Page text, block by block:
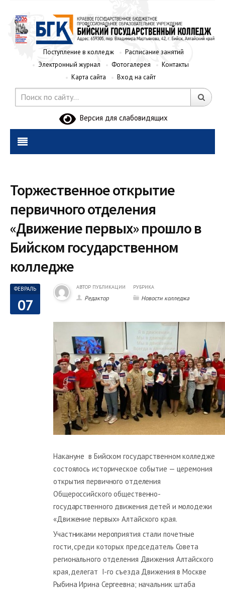
Поступление в колледж
Расписание занятий
Электронный журнал
Фотогалерея
Контакты
Карта сайта
Вход на сайт
Версия для слабовидящих
Торжественное открытие
первичного отделения
«Движение первых» прошло в
Бийском государственном
колледже
ФЕВРАЛЬ
07
АВТОР ПУБЛИКАЦИИ
Редактор
РУБРИКА
Новости колледжа
Накануне в Бийском государственном колледже
состоялось историческое событие — церемония
открытия первичного отделения
Общероссийского общественно-
государственного движения детей и молодежи
«Движение первых» Алтайского края.
Участниками мероприятия стали почетные
гости, среди которых председатель Совета
регионального отделения Движения Алтайского
края, делегат I-го съезда Движения в Москве
Рыбина Ирина Сергеевна; начальник штаба